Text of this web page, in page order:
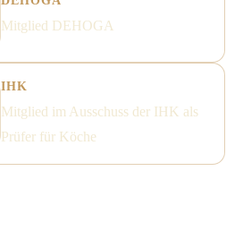
Mitglied DEHOGA
IHK
Mitglied im Ausschuss der IHK als
Prüfer für Köche